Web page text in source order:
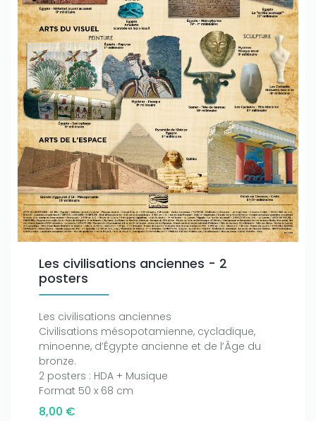
Les civilisations anciennes - 2
posters
Les civilisations anciennes
Civilisations mésopotamienne, cycladique,
minoenne, d’Égypte ancienne et de l’Âge du
bronze.
2 posters : HDA + Musique
Format 50 x 68 cm
8,00 €